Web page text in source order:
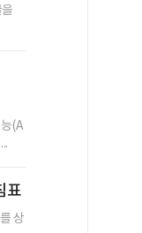
(A
표
상